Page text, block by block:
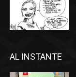
AL INSTANTE